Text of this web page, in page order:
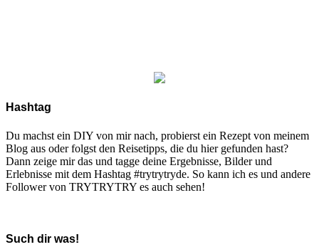
Hashtag
Du machst ein DIY von mir nach, probierst ein Rezept von meinem
Blog aus oder folgst den Reisetipps, die du hier gefunden hast?
Dann zeige mir das und tagge deine Ergebnisse, Bilder und
Erlebnisse mit dem Hashtag #trytrytryde. So kann ich es und andere
Follower von TRYTRYTRY es auch sehen!
Such dir was!